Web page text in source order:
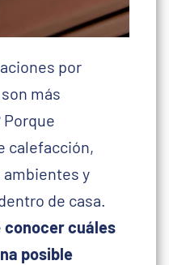
por
más
calefacción,
y
de casa.
conocer cuáles
posible